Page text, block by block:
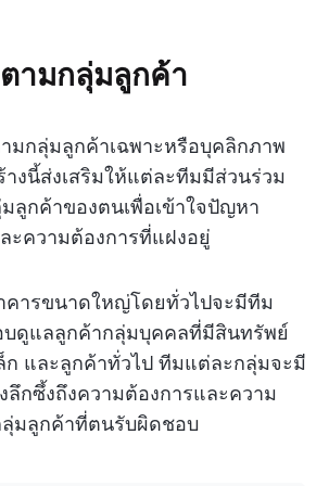
ามกลุ่มลูกค้า
มกลุ่มลูกค้าเฉพาะหรือบุคลิกภาพ
างนี้ส่งเสริมให้แต่ละทีมมีส่วนร่วม
ลูกค้าของตนเพื่อเข้าใจปัญหา
ะความต้องการที่แฝงอยู่
คารขนาดใหญ่โดยทั่วไปจะมีทีม
บดูแลลูกค้ากลุ่มบุคคลที่มีสินทรัพย์
ก และลูกค้าทั่วไป ทีมแต่ละกลุ่มจะมี
ลึกซึ้งถึงความต้องการและความ
ลุ่มลูกค้าที่ตนรับผิดชอบ